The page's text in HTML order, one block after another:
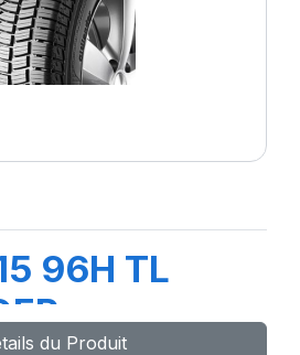
96H TL
du Produit